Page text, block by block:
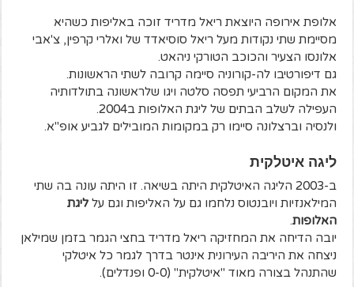
אלופת אירופה היוצאת ריאל מדריד זוכה באליפות כשהיא
מסיימת שתי נקודות מעל ריאל סוסיאדד של ואלרי קרפין, צ'אבי
אלונסו הצעיר והכוכב הטורקי ניהאט.
גם דיפורטיבו לה-קורוניה סיימה קרובה לשתי הראשונות.
את המקום הרביעי תפסה סלטה ויגו שלראשונה בתולדותיה
העפילה לשלב הבתים של ליגת האלופות ב2004.
ולנסיה וברצלונה סיימו רק במקומות המובילים לגביע אופ"א.
ליגה איטלקית
ב-2003 הליגה האיטלקית היתה בשיאה. זו היתה עונה בה שתי
המילאנזיות ויובנטוס נלחמו גם על האליפות וגם עלליגת
האלופות.
יובה הדיחה את המחזיקה ריאל מדריד בחצי הגמר בזמן שמילאן
ניצחה את היריבה העירונית אינטר בדרך לגמר כל איטלקי
שהתנהל בצורה מאוד "איטלקית" (0-0 ופנדלים).